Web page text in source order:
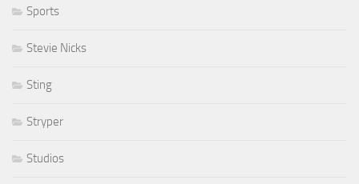
Sports
Stevie Nicks
Sting
Stryper
Studios